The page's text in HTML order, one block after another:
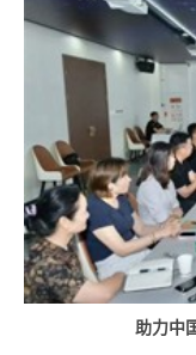
助力中